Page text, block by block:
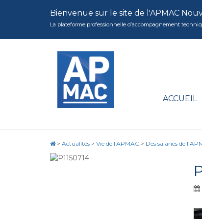
Bienvenue sur le site de l'APMAC
La plateforme professionnelle d’accompagnement
ACCUEIL
> Actualités > Vie de l'APMAC > Des salariés de